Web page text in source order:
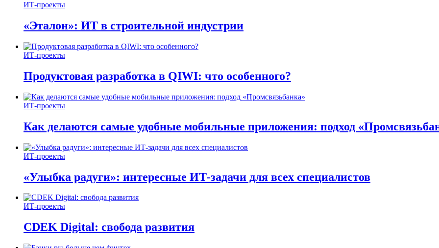
ИТ-проекты
«Эталон»: ИТ в строительной индустрии
ИТ-проекты
Продуктовая разработка в QIWI: что особенного?
ИТ-проекты
Как делаются самые удобные мобильные приложения: подход
ИТ-проекты
«Улыбка радуги»: интересные ИТ-задачи для всех специалистов
ИТ-проекты
CDEK Digital: свобода развития